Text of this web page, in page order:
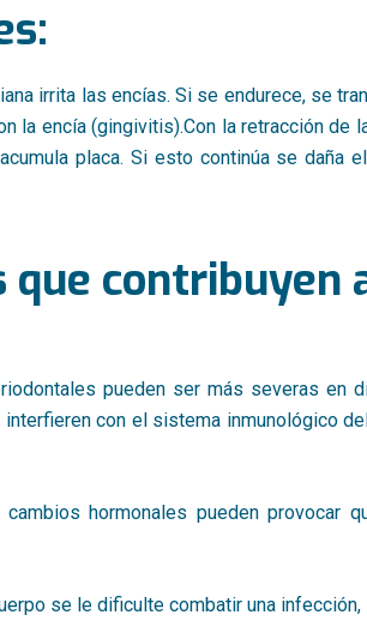
irrita las encías. Si se endurece, se
la encía (gingivitis).Con la retracción de
placa. Si esto continúa se daña
contribuyen
pueden ser más severas en
con el sistema inmunológico
hormonales pueden provocar
se le dificulte combatir una